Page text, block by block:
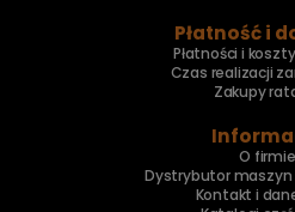
Płatność i
Płatności i
Czas realizacji
Zakupy
O firmie
Dystrybutor maszyn
Kontakt i